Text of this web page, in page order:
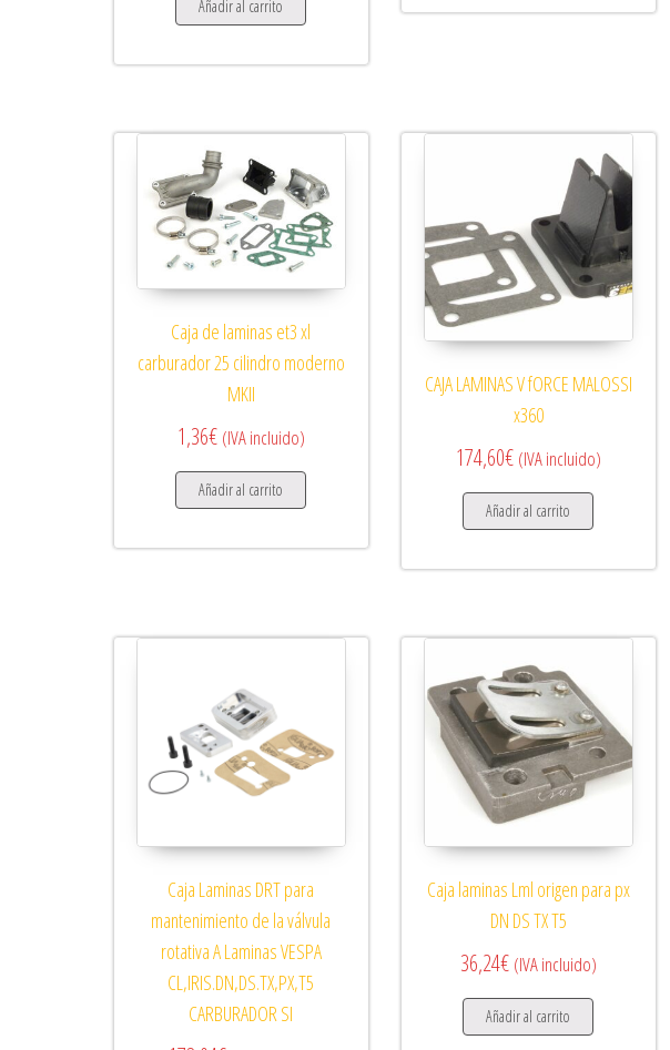
Añadir al carrito
Caja de laminas et3 xl
carburador 25 cilindro moderno
MKII
1,36€ (IVA incluido)
Añadir al carrito
CAJA LAMINAS V fORCE MALOSSI
x360
174,60€ (IVA incluido)
Añadir al carrito
Caja Laminas DRT para
mantenimiento de la válvula
rotativa A Laminas VESPA
CL,IRIS.DN,DS.TX,PX,T5
CARBURADOR SI
Caja laminas Lml origen para px
DN DS TX T5
36,24€ (IVA incluido)
Añadir al carrito